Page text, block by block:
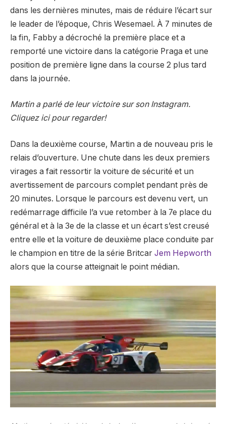
dans les dernières minutes, mais de réduire l’écart sur
le leader de l’époque, Chris Wesemael. À 7 minutes de
la fin, Fabby a décroché la première place et a
remporté une victoire dans la catégorie Praga et une
position de première ligne dans la course 2 plus tard
dans la journée.
Martin a parlé de leur victoire sur son Instagram.
Cliquez ici pour regarder!
Dans la deuxième course, Martin a de nouveau pris le
relais d’ouverture. Une chute dans les deux premiers
virages a fait ressortir la voiture de sécurité et un
avertissement de parcours complet pendant près de
20 minutes. Lorsque le parcours est devenu vert, un
redémarrage difficile l’a vue retomber à la 7e place du
général et à la 3e de la classe et un écart s’est creusé
entre elle et la voiture de deuxième place conduite par
le champion en titre de la série Britcar Jem Hepworth
alors que la course atteignait le point médian.